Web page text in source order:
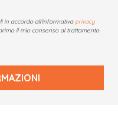
in accordo all'informativa privacy
il mio consenso al trattamento